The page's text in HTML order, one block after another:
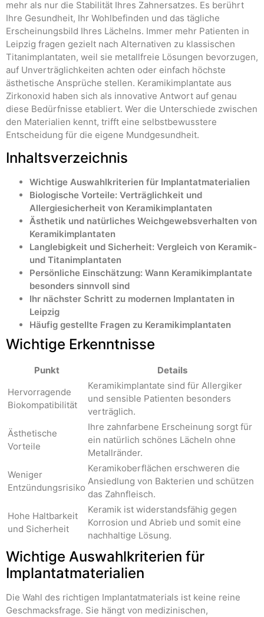
mehr als nur die Stabilität Ihres Zahnersatzes. Es berührt
Ihre Gesundheit, Ihr Wohlbefinden und das tägliche
Erscheinungsbild Ihres Lächelns. Immer mehr Patienten in
Leipzig fragen gezielt nach Alternativen zu klassischen
Titanimplantaten, weil sie metallfreie Lösungen bevorzugen,
auf Unverträglichkeiten achten oder einfach höchste
ästhetische Ansprüche stellen. Keramikimplantate aus
Zirkonoxid haben sich als innovative Antwort auf genau
diese Bedürfnisse etabliert. Wer die Unterschiede zwischen
den Materialien kennt, trifft eine selbstbewusstere
Entscheidung für die eigene Mundgesundheit.
Inhaltsverzeichnis
Wichtige Auswahlkriterien für Implantatmaterialien
Biologische Vorteile: Verträglichkeit und
Allergiesicherheit von Keramikimplantaten
Ästhetik und natürliches Weichgewebsverhalten von
Keramikimplantaten
Langlebigkeit und Sicherheit: Vergleich von Keramik-
und Titanimplantaten
Persönliche Einschätzung: Wann Keramikimplantate
besonders sinnvoll sind
Ihr nächster Schritt zu modernen Implantaten in
Leipzig
Häufig gestellte Fragen zu Keramikimplantaten
Wichtige Erkenntnisse
Punkt
Details
Hervorragende
Biokompatibilität
Keramikimplantate sind für Allergiker
und sensible Patienten besonders
verträglich.
Ästhetische
Vorteile
Ihre zahnfarbene Erscheinung sorgt für
ein natürlich schönes Lächeln ohne
Metallränder.
Weniger
Entzündungsrisiko
Keramikoberflächen erschweren die
Ansiedlung von Bakterien und schützen
das Zahnfleisch.
Hohe Haltbarkeit
und Sicherheit
Keramik ist widerstandsfähig gegen
Korrosion und Abrieb und somit eine
nachhaltige Lösung.
Wichtige Auswahlkriterien für
Implantatmaterialien
Die Wahl des richtigen Implantatmaterials ist keine reine
Geschmacksfrage. Sie hängt von medizinischen,